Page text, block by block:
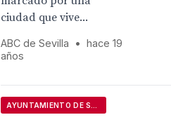
ciudad que vive...
ABC de Sevilla •
hace 19
años